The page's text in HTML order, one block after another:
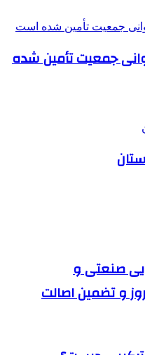
جوانی جمعیت تأمین شده
صنعتی و
و تضمین اصالت